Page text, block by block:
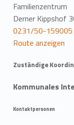
Familienzentrum
Derner Kippshof
0231/50-159005
Route anzeigen
Zuständige
Kommunales
Kontaktpersonen